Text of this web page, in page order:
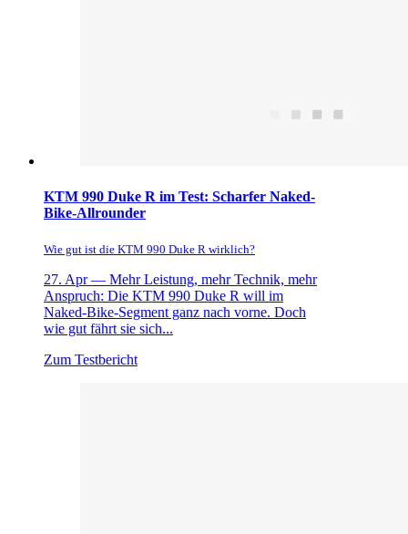
KTM 990 Duke R im Test: Scharfer Naked-
Bike-Allrounder
Wie gut ist die KTM 990 Duke R wirklich?
27. Apr — Mehr Leistung, mehr Technik, mehr
Anspruch: Die KTM 990 Duke R will im
Naked-Bike-Segment ganz nach vorne. Doch
wie gut fährt sie sich...
Zum Testbericht